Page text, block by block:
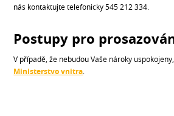
nás kontaktujte telefonicky 545 212 334.
Postupy pro
V případě, že nebudou Vaše nároky
Ministerstvo vnitra